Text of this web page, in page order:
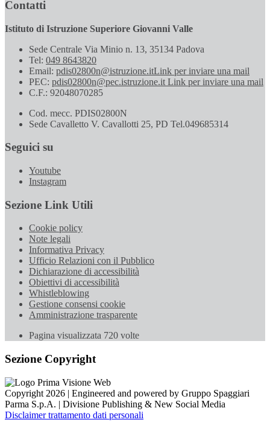
Contatti
Istituto di Istruzione Superiore Giovanni Valle
Sede Centrale Via Minio n. 13, 35134 Padova
Tel: 049 8643820
Email: pdis02800n@istruzione.itLink per inviare una mail
PEC: pdis02800n@pec.istruzione.it Link per inviare una mail
C.F.: 92048070285
Cod. mecc. PDIS02800N
Sede Cavalletto V. Cavallotti 25, PD Tel.049685314
Seguici su
Youtube
Instagram
Sezione Link Utili
Cookie policy
Note legali
Informativa Privacy
Ufficio Relazioni con il Pubblico
Dichiarazione di accessibilità
Obiettivi di accessibilità
Whistleblowing
Gestione consensi cookie
Amministrazione trasparente
Pagina visualizzata 720 volte
Sezione Copyright
Copyright 2026 | Engineered and powered by Gruppo Spaggiari
Parma S.p.A. | Divisione Publishing & New Social Media
Disclaimer trattamento dati personali